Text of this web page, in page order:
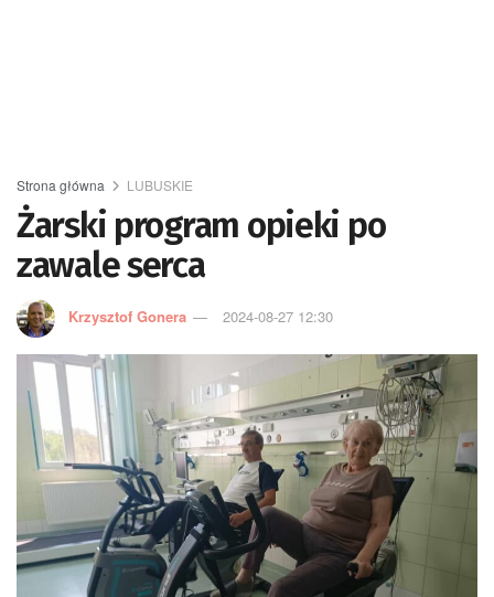
Strona główna LUBUSKIE
Żarski program opieki po
zawale serca
Krzysztof Gonera 2024-08-27 12:30